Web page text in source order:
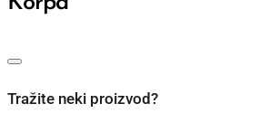
Tražite neki proizvod?